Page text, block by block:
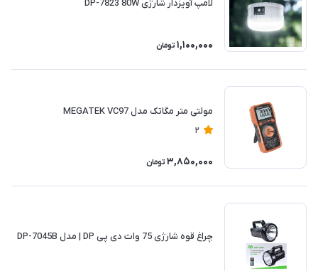
لامپ آویزدار شارژی DP-7823 80W
1,100,000 تومان
مولتی متر مگاتک مدل MEGATEK VC97
2
3,850,000 تومان
چراغ قوه شارژی 75 وات دی پی DP | مدل DP-7045B